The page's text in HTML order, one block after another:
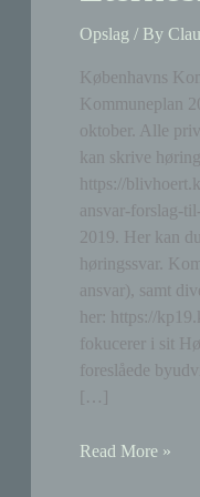
Opslag / By
Københavns
Kommuneplan
oktober. Alle
kan skrive
https://
ansvar-forslag-
2019. Her kan
høringssvar.
ansvar), samt
her: https://
fokucerer i sit
foreslåede
[…]
Kommuneplan
Read More »